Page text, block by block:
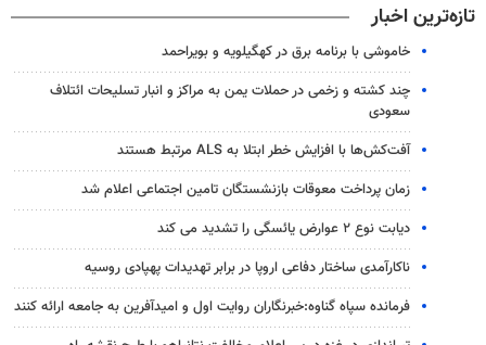
تازه‌ترین اخبار
خاموشی با برنامه برق در کهگیلویه و بویراحمد
چند کشته و زخمی در حملات یمن به مراکز و انبار تسلیحات ائتلاف
سعودی
آفت‌کش‌ها با افزایش خطر ابتلا به ALS مرتبط هستند
زمان پرداخت معوقات بازنشستگان تامین اجتماعی اعلام شد
دیابت نوع ۲ عوارض یائسگی را تشدید می کند
ناکارآمدی ساختار دفاعی اروپا در برابر تهدیدات پهپادی روسیه
فرمانده سپاه گناوه:خبرنگاران روایت اول و امیدآفرین به جامعه ارائه کنند